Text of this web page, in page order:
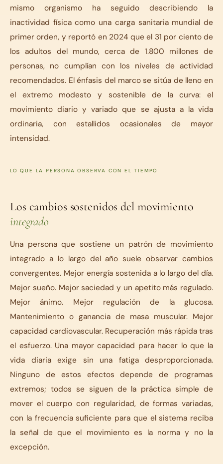
mismo organismo ha seguido describiendo la
inactividad física como una carga sanitaria mundial de
primer orden, y reportó en 2024 que el 31 por ciento de
los adultos del mundo, cerca de 1.800 millones de
personas, no cumplían con los niveles de actividad
recomendados. El énfasis del marco se sitúa de lleno en
el extremo modesto y sostenible de la curva: el
movimiento diario y variado que se ajusta a la vida
ordinaria, con estallidos ocasionales de mayor
intensidad.
LO QUE LA PERSONA OBSERVA CON EL TIEMPO
Los cambios sostenidos del movimiento
integrado
Una persona que sostiene un patrón de movimiento
integrado a lo largo del año suele observar cambios
convergentes. Mejor energía sostenida a lo largo del día.
Mejor sueño. Mejor saciedad y un apetito más regulado.
Mejor ánimo. Mejor regulación de la glucosa.
Mantenimiento o ganancia de masa muscular. Mejor
capacidad cardiovascular. Recuperación más rápida tras
el esfuerzo. Una mayor capacidad para hacer lo que la
vida diaria exige sin una fatiga desproporcionada.
Ninguno de estos efectos depende de programas
extremos; todos se siguen de la práctica simple de
mover el cuerpo con regularidad, de formas variadas,
con la frecuencia suficiente para que el sistema reciba
la señal de que el movimiento es la norma y no la
excepción.